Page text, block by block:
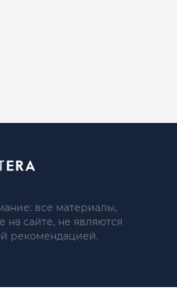
все материалы,
на сайте, не являются
рекомендацией.